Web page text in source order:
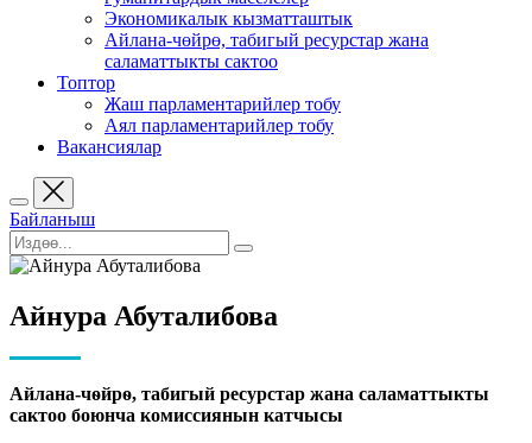
Экономикалык кызматташтык
Айлана-чөйрө, табигый ресурстар жана
саламаттыкты сактоо
Топтор
Жаш парламентарийлер тобу
Аял парламентарийлер тобу
Вакансиялар
Байланыш
Айнура Абуталибова
Айлана-чѳйрѳ, табигый ресурстар жана саламаттыкты
сактоо боюнча комиссиянын катчысы